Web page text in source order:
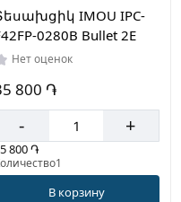
IMOU IPC-
0280B Bullet 2E
Нет оценок
800 ֏
- +
800 ֏
В корзину